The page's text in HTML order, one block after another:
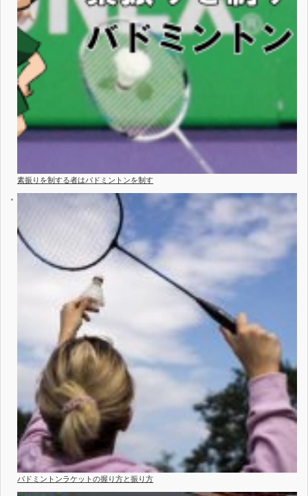
素振りを制する者はバドミントンを制す
バドミントンラケットの握り方と振り方